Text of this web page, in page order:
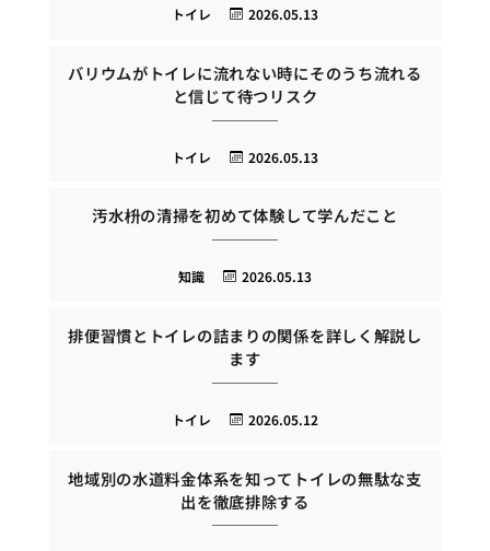
2026.05.13
トイレ
バリウムがトイレに流れない時にそのうち流れる
と信じて待つリスク
2026.05.13
トイレ
汚水枡の清掃を初めて体験して学んだこと
2026.05.13
知識
排便習慣とトイレの詰まりの関係を詳しく解説し
ます
2026.05.12
トイレ
地域別の水道料金体系を知ってトイレの無駄な支
出を徹底排除する